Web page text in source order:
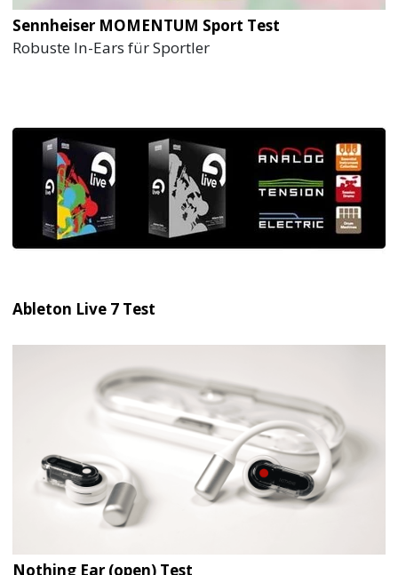
Sennheiser MOMENTUM Sport Test
Robuste In-Ears für Sportler
Ableton Live 7 Test
Nothing Ear (open) Test